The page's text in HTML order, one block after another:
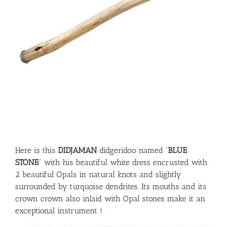
Here is this DIDJAMAN didgeridoo named ”BLUE
STONE” with his beautiful white dress encrusted with
2 beautiful Opals in natural knots and slightly
surrounded by turquoise dendrites. Its mouths and its
crown crown also inlaid with Opal stones make it an
exceptional instrument !